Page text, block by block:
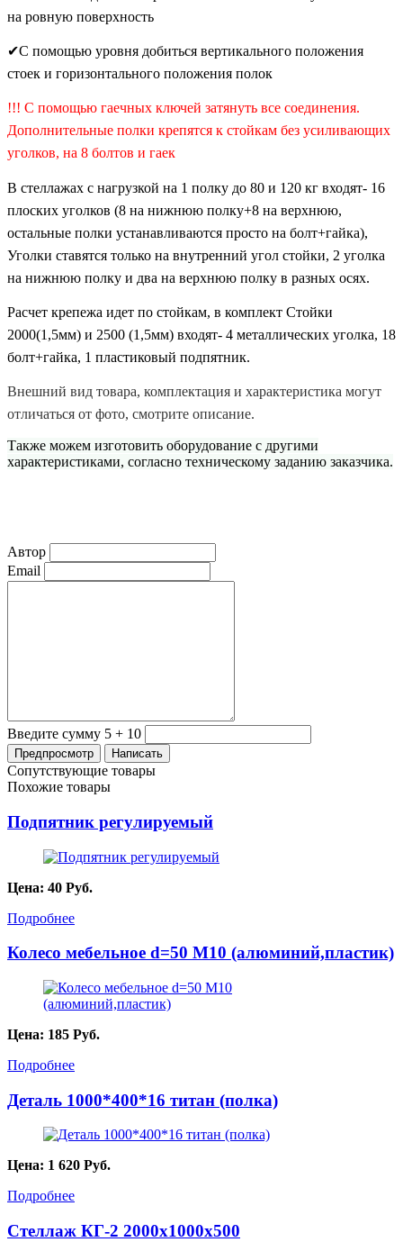
на ровную поверхность
✔С помощью уровня добиться вертикального положения
стоек и горизонтального положения полок
!!! С помощью гаечных ключей затянуть все соединения.
Дополнительные полки крепятся к стойкам без усиливающих
уголков, на 8 болтов и гаек
В стеллажах с нагрузкой на 1 полку до 80 и 120 кг входят- 16
плоских уголков (8 на нижнюю полку+8 на верхнюю,
остальные полки устанавливаются просто на болт+гайка),
Уголки ставятся только на внутренний угол стойки, 2 уголка
на нижнюю полку и два на верхнюю полку в разных осях.
Расчет крепежа идет по стойкам, в комплект Стойки
2000(1,5мм) и 2500 (1,5мм) входят- 4 металлических уголка, 18
болт+гайка, 1 пластиковый подпятник.
Внешний вид товара, комплектация и характеристика могут
отличаться от фото, смотрите описание.
Также можем изготовить оборудование с другими
характеристиками, согласно техническому заданию заказчика.
Автор
Email
Введите сумму 5 + 10
Сопутствующие товары
Похожие товары
Подпятник регулируемый
Цена: 40 Руб.
Подробнее
Колесо мебельное d=50 М10 (алюминий,пластик)
Цена: 185 Руб.
Подробнее
Деталь 1000*400*16 титан (полка)
Цена: 1 620 Руб.
Подробнее
Стеллаж КГ-2 2000х1000х500